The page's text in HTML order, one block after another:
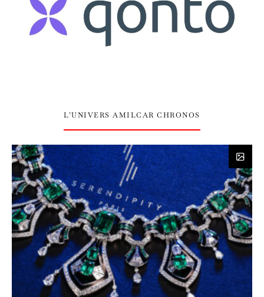
L’UNIVERS AMILCAR CHRONOS